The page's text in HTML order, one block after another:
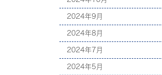
2024年9月
2024年8月
2024年7月
2024年5月